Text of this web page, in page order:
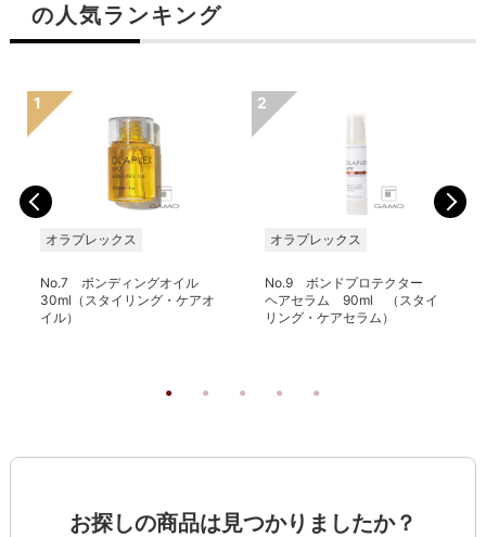
の人気ランキング
オラプレックス
No.7 ボンディングオイル
30ml（スタイリング・ケアオ
イル）
オラプレックス
No.9 ボンドプロテクター
ヘアセラム 90ml （スタイ
リング・ケアセラム）
お探しの商品は見つかりましたか？